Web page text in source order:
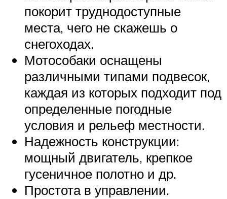
покорит труднодоступные
места, чего не скажешь о
снегоходах.
Мотособаки оснащены
различными типами подвесок,
каждая из которых подходит под
определенные погодные
условия и рельеф местности.
Надежность конструкции:
мощный двигатель, крепкое
гусеничное полотно и др.
Простота в управлении.